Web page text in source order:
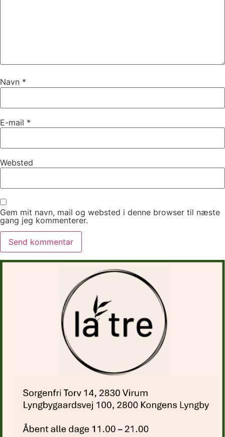
Navn *
E-mail *
Websted
Gem mit navn, mail og websted i denne browser til næste
gang jeg kommenterer.